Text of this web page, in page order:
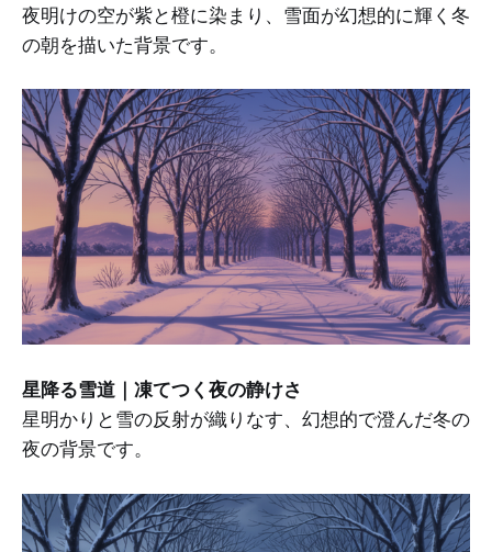
夜明けの空が紫と橙に染まり、雪面が幻想的に輝く冬
の朝を描いた背景です。
星降る雪道｜凍てつく夜の静けさ
星明かりと雪の反射が織りなす、幻想的で澄んだ冬の
夜の背景です。